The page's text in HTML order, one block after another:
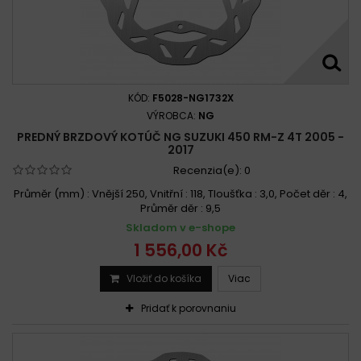
KÓD: F5028-NG1732X
VÝROBCA: NG
PREDNÝ BRZDOVÝ KOTÚČ NG SUZUKI 450 RM-Z 4T 2005 -
2017
Recenzia(e): 0
Průměr (mm) : Vnější 250, Vnitřní : 118, Tloušťka : 3,0, Počet děr : 4,
Průměr děr : 9,5
Skladom v e-shope
1 556,00 Kč
Vložiť do košíka Viac
Pridať k porovnaniu